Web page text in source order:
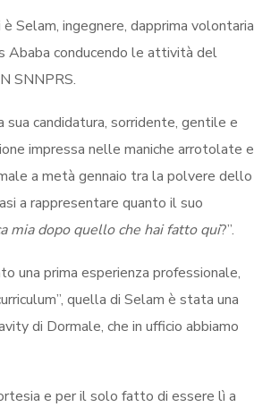
Selam, ingegnere, dapprima volontaria
Ababa conducendo le attività del
SNNPRS.
candidatura, sorridente, gentile e
impressa nelle maniche arrotolate e
a metà gennaio tra la polvere dello
a rappresentare quanto il suo
mia dopo quello che hai fatto qui?”.
una prima esperienza professionale,
quella di Selam è stata una
di Dormale, che in ufficio abbiamo
e per il solo fatto di essere lì a